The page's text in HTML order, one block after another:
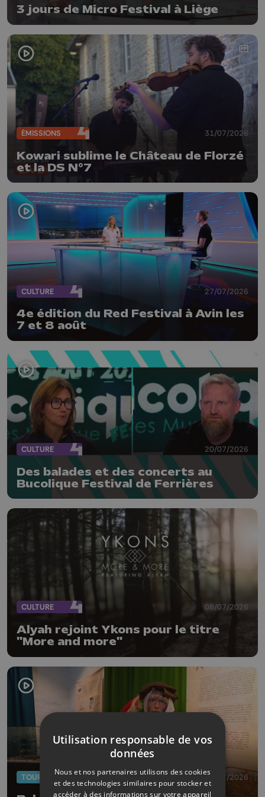
3 jours de Micro Festival à Liège
ÉMISSIONS 31/07/2026
Kowari sublime le Château de Florzé
et la DS N°7
CULTURE 27/07/2026
4e édition du Red Festival à Avin les
7 et 8 août
CULTURE 20/07/2026
Des balades et des concerts au
Bucolique Festival de Ferrières
CULTURE 08/07/2026
Alyah rejoint Ykons pour le titre
"More and more"
TOURISME 08/07/2026
Utilisation responsable de vos
données
Nous et nos partenaires utilisons des cookies
et des technologies similaires pour stocker et
accéder à des informations sur votre appareil